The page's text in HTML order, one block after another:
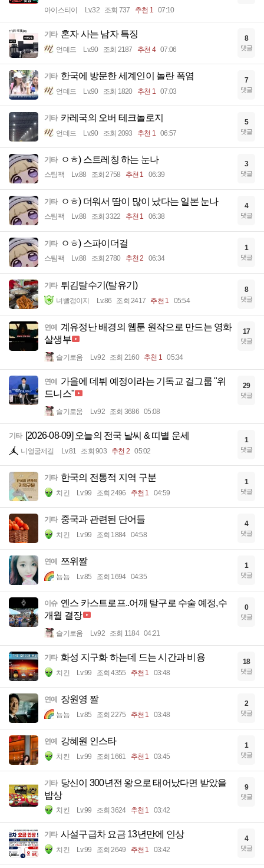
아이스티이 Lv.32 조회 737 추천 1 07:10
기타 혼자 사는 남자 특징
언데드 Lv.90 조회 2187 추천 4 07:06
8
댓글
기타 한국에 방문한 세계인이 놀란 폭염
언데드 Lv.90 조회 1820 추천 1 07:03
7
댓글
기타 카레국의 오버 테크놀로지
언데드 Lv.90 조회 2093 추천 1 06:57
5
댓글
기타 ㅇㅎ) 스트레칭 하는 눈나
스팀팩 Lv.88 조회 2758 추천 1 06:39
3
댓글
기타 ㅇㅎ) 더워서 땀이 많이 났다는 일본 눈나
스팀팩 Lv.88 조회 3322 추천 1 06:38
4
댓글
기타 ㅇㅎ) 스파이더걸
스팀팩 Lv.88 조회 2780 추천 2 06:34
1
댓글
기타 튀김탈수기(탈유기)
너빨갱이지 Lv.86 조회 2417 추천 1 05:54
8
댓글
연예 계유정난 배경의 웹툰 원작으로 만드는 영화
살생부
슬기로움 Lv.92 조회 2160 추천 1 05:34
17
댓글
연예 가을에 데뷔 예정이라는 기독교 걸그룹 "위
드니스"
슬기로움 Lv.92 조회 3686 05:08
29
댓글
기타 [2026-08-09] 오늘의 전국 날씨 & 띠별 운세
니얼굴제길 Lv.81 조회 903 추천 2 05:02
1
댓글
기타 한국의 전통적 지역 구분
치킨 Lv.99 조회 2496 추천 1 04:59
1
댓글
기타 중국과 관련된 단어들
치킨 Lv.99 조회 1884 04:58
4
댓글
연예 쯔위짤
뇸뇸 Lv.85 조회 1694 04:35
1
댓글
이슈 옌스 카스트로프..어깨 탈구로 수술 예정,수
개월 결장
슬기로움 Lv.92 조회 1184 04:21
0
댓글
기타 화성 지구화 하는데 드는 시간과 비용
치킨 Lv.99 조회 4355 추천 1 03:48
18
댓글
연예 장원영 짤
뇸뇸 Lv.85 조회 2275 추천 1 03:48
2
댓글
연예 강혜원 인스타
치킨 Lv.99 조회 1661 추천 1 03:45
1
댓글
기타 당신이 300년전 왕으로 태어났다면 받았을
밥상
치킨 Lv.99 조회 3624 추천 1 03:42
9
댓글
기타 사설구급차 요금 13년만에 인상
치킨 Lv.99 조회 2649 추천 1 03:42
4
댓글